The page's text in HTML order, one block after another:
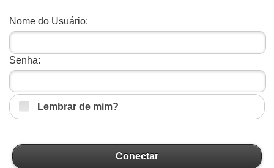
Nome do Usuário:
Senha:
Lembrar de mim?
Conectar